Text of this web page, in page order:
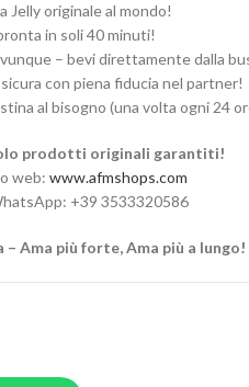
Jelly originale al mondo!
in soli 40 minuti!
– bevi direttamente dalla
con piena fiducia nel partner!
al bisogno (una volta ogni 24
prodotti originali garantiti!
web: www.afmshops.com
+39 3533320586
Ama più forte, Ama più a lungo!